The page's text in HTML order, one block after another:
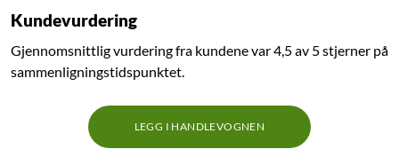
Kundevurdering
Gjennomsnittlig vurdering fra kundene var 4,5 av 5 stjerner på
sammenligningstidspunktet.
LEGG I HANDLEVOGNEN